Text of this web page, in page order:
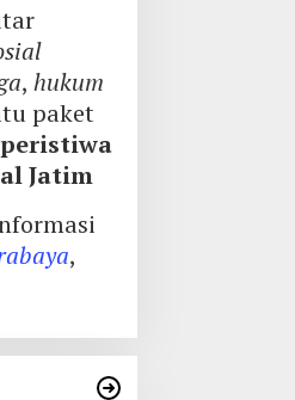
, hukum
paket
Jatim
,